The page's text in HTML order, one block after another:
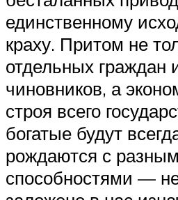
единственному
краху. Притом не
отдельных граждан
чиновников, а
строя всего
богатые будут
рождаются с
способностями —